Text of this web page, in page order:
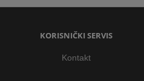
KORISNIČKI SERVIS
Kontakt